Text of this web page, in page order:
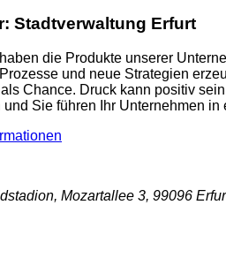
Stadtverwaltung Erfurt
die Produkte unserer
und neue Strategien
Chance. Druck kann positiv
und Sie führen Ihr Unternehmen in
Mozartallee 3, 99096